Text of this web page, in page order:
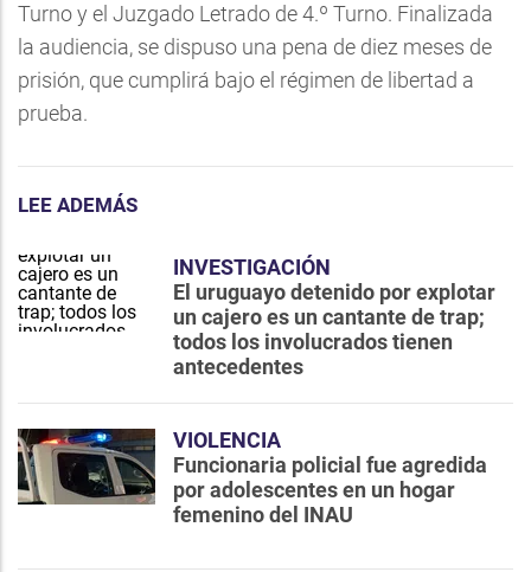
Turno y el Juzgado Letrado de 4.º Turno. Finalizada
la audiencia, se dispuso una pena de diez meses de
prisión, que cumplirá bajo el régimen de libertad a
prueba.
LEE ADEMÁS
INVESTIGACIÓN
El uruguayo detenido por explotar
un cajero es un cantante de trap;
todos los involucrados tienen
antecedentes
VIOLENCIA
Funcionaria policial fue agredida
por adolescentes en un hogar
femenino del INAU